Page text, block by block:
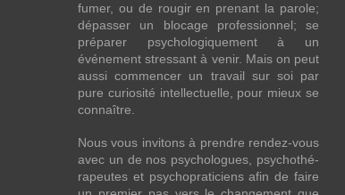
fumer, ou de rougir en prenant la parole;
dépasser un blocage professionnel; se
préparer psychologiquement à un
événement stressant à venir. Mais on peut
aussi commencer un travail sur soi par
pure curiosité intellectuelle, pour mieux se
connaître.
Nous vous invitons à prendre rendez-vous
avec un de nos psychologues, psychothé-
rapeutes et psychopraticiens afin de faire